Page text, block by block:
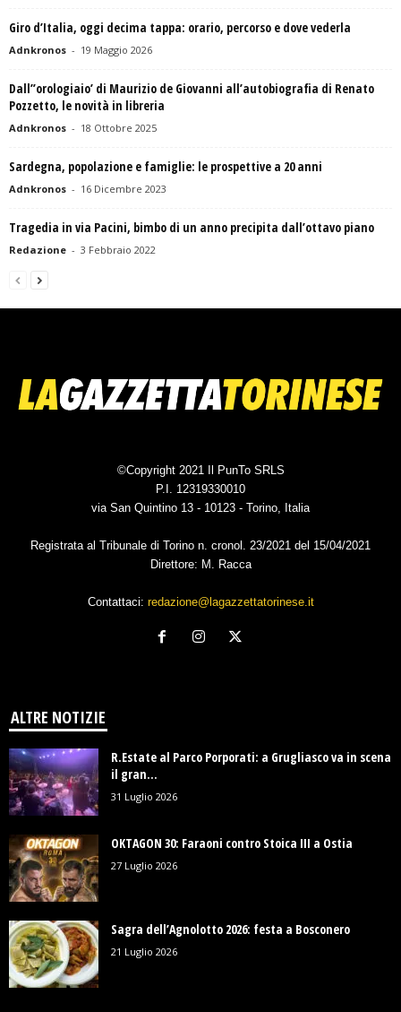
Giro d’Italia, oggi decima tappa: orario, percorso e dove vederla
Adnkronos - 19 Maggio 2026
Dall”orologiaio’ di Maurizio de Giovanni all’autobiografia di Renato
Pozzetto, le novità in libreria
Adnkronos - 18 Ottobre 2025
Sardegna, popolazione e famiglie: le prospettive a 20 anni
Adnkronos - 16 Dicembre 2023
Tragedia in via Pacini, bimbo di un anno precipita dall’ottavo piano
Redazione - 3 Febbraio 2022
©Copyright 2021 Il PunTo SRLS
P.I. 12319330010
via San Quintino 13 - 10123 - Torino, Italia
Registrata al Tribunale di Torino n. cronol. 23/2021 del 15/04/2021
Direttore: M. Racca
Contattaci: redazione@lagazzettatorinese.it
ALTRE NOTIZIE
R.Estate al Parco Porporati: a Grugliasco va in scena
il gran...
31 Luglio 2026
OKTAGON 30: Faraoni contro Stoica III a Ostia
27 Luglio 2026
Sagra dell’Agnolotto 2026: festa a Bosconero
21 Luglio 2026